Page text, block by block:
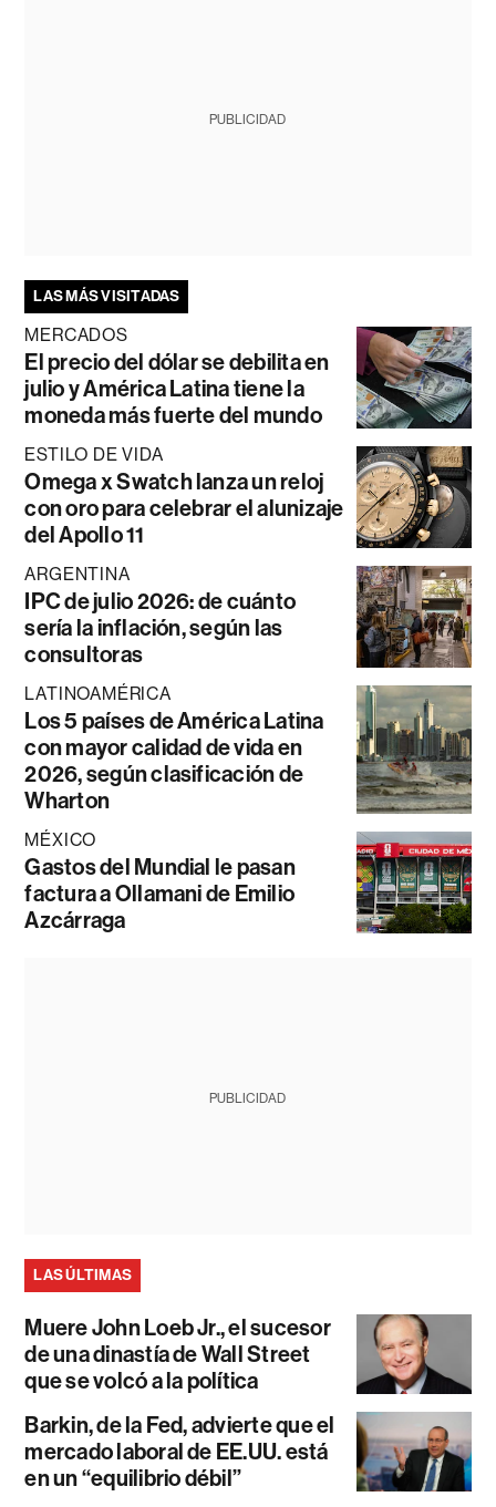
PUBLICIDAD
LAS MÁS VISITADAS
MERCADOS
El precio del dólar se debilita en
julio y América Latina tiene la
moneda más fuerte del mundo
ESTILO DE VIDA
Omega x Swatch lanza un reloj
con oro para celebrar el alunizaje
del Apollo 11
ARGENTINA
IPC de julio 2026: de cuánto
sería la inflación, según las
consultoras
LATINOAMÉRICA
Los 5 países de América Latina
con mayor calidad de vida en
2026, según clasificación de
Wharton
MÉXICO
Gastos del Mundial le pasan
factura a Ollamani de Emilio
Azcárraga
PUBLICIDAD
LAS ÚLTIMAS
Muere John Loeb Jr., el sucesor
de una dinastía de Wall Street
que se volcó a la política
Barkin, de la Fed, advierte que el
mercado laboral de EE.UU. está
en un “equilibrio débil”